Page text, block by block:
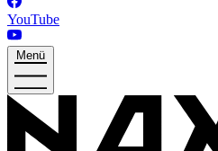
YouTube
Menü